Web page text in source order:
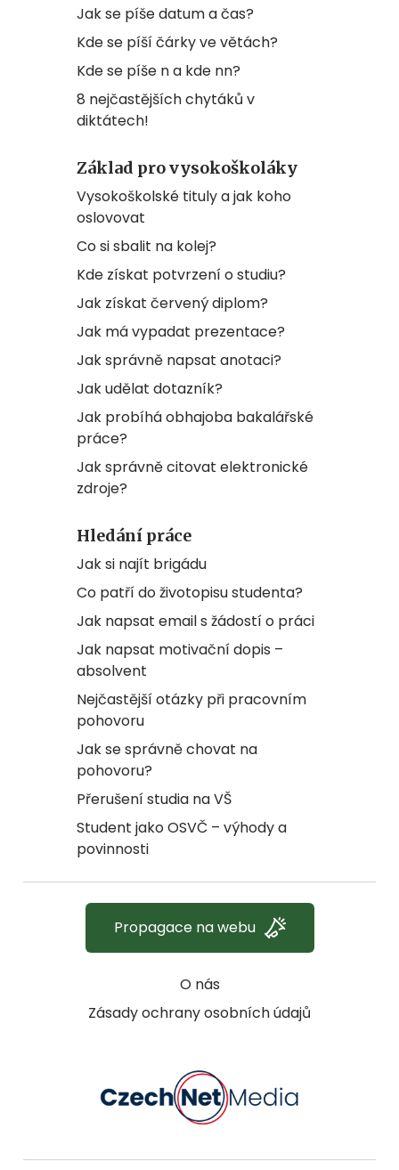
Jak se píše datum a čas?
Kde se píší čárky ve větách?
Kde se píše n a kde nn?
8 nejčastějších chytáků v
diktátech!
Základ pro vysokoškoláky
Vysokoškolské tituly a jak koho
oslovovat
Co si sbalit na kolej?
Kde získat potvrzení o studiu?
Jak získat červený diplom?
Jak má vypadat prezentace?
Jak správně napsat anotaci?
Jak udělat dotazník?
Jak probíhá obhajoba bakalářské
práce?
Jak správně citovat elektronické
zdroje?
Hledání práce
Jak si najít brigádu
Co patří do životopisu studenta?
Jak napsat email s žádostí o práci
Jak napsat motivační dopis –
absolvent
Nejčastější otázky při pracovním
pohovoru
Jak se správně chovat na
pohovoru?
Přerušení studia na VŠ
Student jako OSVČ – výhody a
povinnosti
O nás
Zásady ochrany osobních údajů
Propagace na webu